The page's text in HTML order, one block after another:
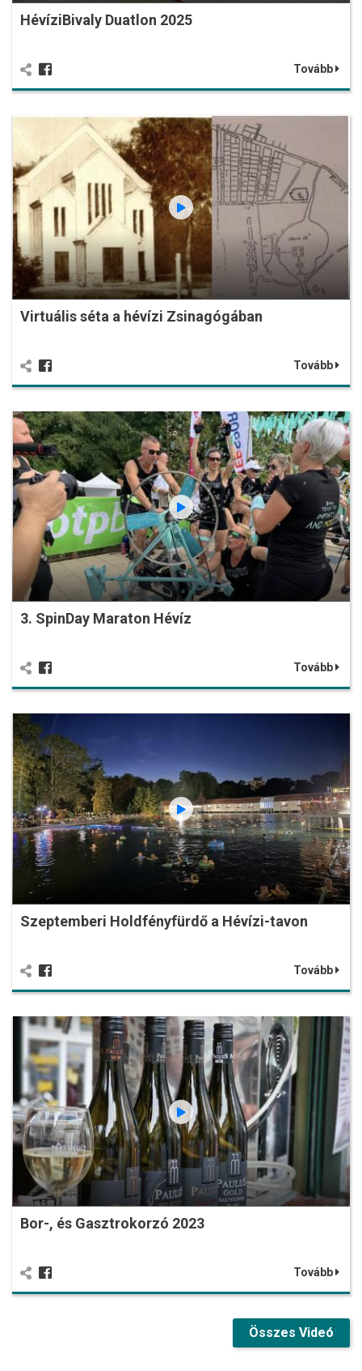
HévíziBivaly Duatlon 2025
Tovább
Virtuális séta a hévízi Zsinagógában
Tovább
3. SpinDay Maraton Hévíz
Tovább
Szeptemberi Holdfényfürdő a Hévízi-tavon
Tovább
Bor-, és Gasztrokorzó 2023
Tovább
Összes Videó